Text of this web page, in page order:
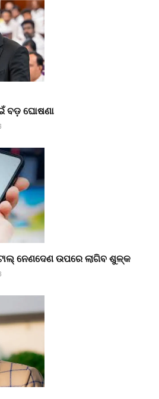
ବଡ଼ ଘୋଷଣା
ନେଣଦେଣ ଉପରେ ଲାଗିବ ଶୁଳ୍କ